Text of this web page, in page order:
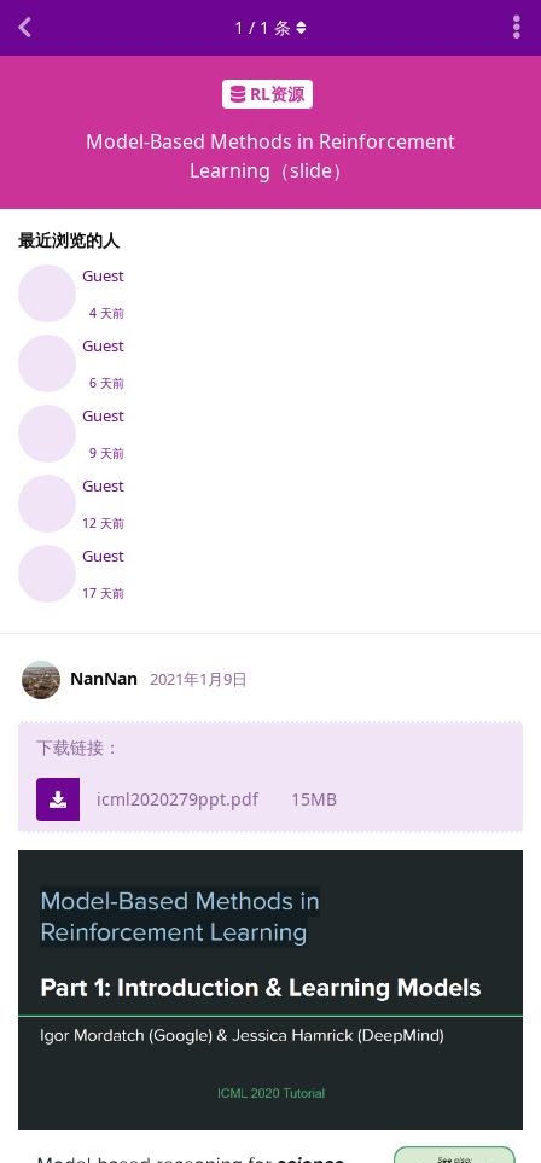
RL资源
Model-Based Methods in Reinforcement
Learning（slide）
最近浏览的人
Guest
4 天前
Guest
6 天前
Guest
9 天前
Guest
12 天前
Guest
17 天前
1 / 1 条
NanNan 2021年1月9日
下载链接：
icml2020279ppt.pdf 15MB